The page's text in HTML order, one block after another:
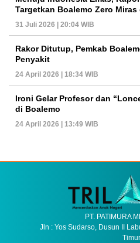
Targetkan Boalemo Zero
31 Juli 2026 | 20:04 WIB
Rakor Ditutup, Pemkab
Penyakit
24 April 2026 | 18:34 WIB
Ironi Gelar Profesor dan
di Boalemo
24 April 2026 | 13:49 WIB
PT. PATIMURA
Jln : Yos Sudarso, Dusun II
Timur